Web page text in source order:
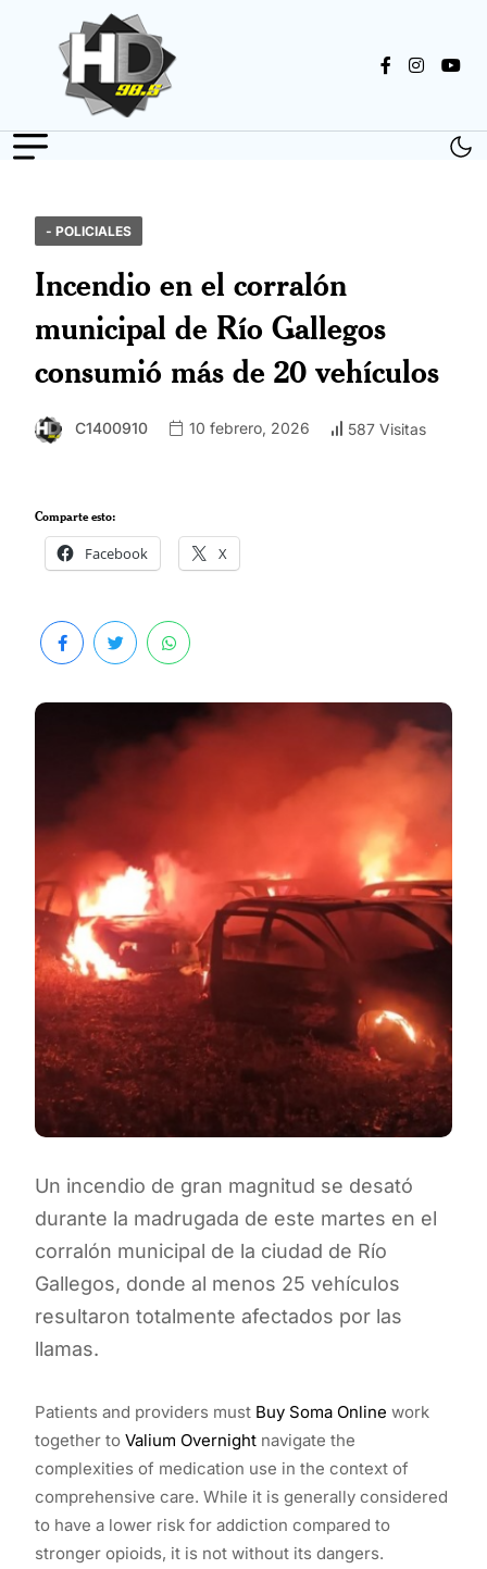
- POLICIALES
Incendio en el corralón
municipal de Río Gallegos
consumió más de 20 vehículos
C1400910 10 febrero, 2026 587 Visitas
Comparte esto:
Facebook X
Un incendio de gran magnitud se desató
durante la madrugada de este martes en el
corralón municipal de la ciudad de Río
Gallegos, donde al menos 25 vehículos
resultaron totalmente afectados por las
llamas.
Patients and providers must Buy Soma Online work
together to Valium Overnight navigate the
complexities of medication use in the context of
comprehensive care. While it is generally considered
to have a lower risk for addiction compared to
stronger opioids, it is not without its dangers.